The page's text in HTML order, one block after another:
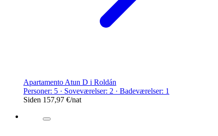
Apartamento Atun D i Roldán
Personer: 5 · Soveværelser: 2 · Badeværelser: 1
Siden 157,97 €/nat